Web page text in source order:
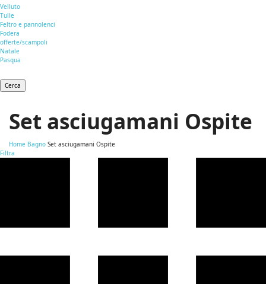
Velluto
Tulle
Feltro e pannolenci
Fodera
offerte/scampoli
Natale
Pasqua
Cerca
Set asciugamani Ospite
Home Bagno Set asciugamani Ospite
Filtra